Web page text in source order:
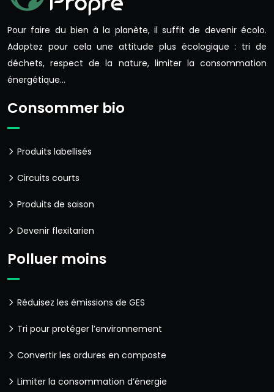
Pour faire du bien à la planète, il suffit de devenir écolo.
Adoptez pour cela une attitude plus écologique : tri de
déchets, respect de la nature, limiter la consommation
énergétique…
Consommer bio
Produits labellisés
Circuits courts
Produits de saison
Devenir flexitarien
Polluer moins
Réduisez les émissions de GES
Tri pour protéger l’environnement
Convertir les ordures en composte
Limiter la consommation d’énergie